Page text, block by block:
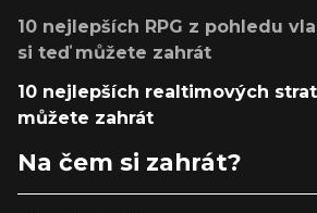
10 nejlepších RPG z pohledu
si teď můžete zahrát
10 nejlepších realtimových
můžete zahrát
Na čem si zahrát?